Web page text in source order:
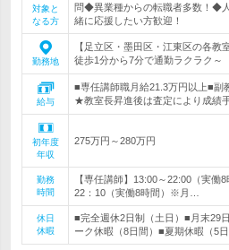
対象と
なる方
問◆異業種からの転職者多数！◆
緒に応援したい方歓迎！
勤務地
【足立区・墨田区・江東区の各教
徒歩1分から7分で通勤ラクラク～
給与
■専任講師職月給21.3万円以上■副
★教室長昇進後は査定により成績
初年度
年収
275万円～280万円
勤務
時間
【専任講師】13:00～22:00（実働
22：10（実働8時間）※月…
休日
休暇
■完全週休2日制（土日）■月末29
ーク休暇（8日間）■夏期休暇（5